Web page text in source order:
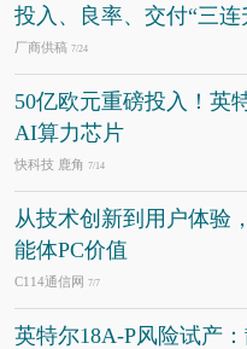
投入、良率、交付“三
厂商供稿 7/24
50亿欧元重磅投入！英
AI算力芯片
快科技 鹿角 7/14
从技术创新到用户体验
能体PC价值
C114通信网 7/7
英特尔18A-P风险试产